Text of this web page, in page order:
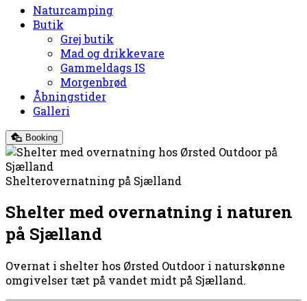
Naturcamping
Butik
Grej butik
Mad og drikkevare
Gammeldags IS
Morgenbrød
Åbningstider
Galleri
Booking
Shelterovernatning på Sjælland
Shelter med overnatning i naturen
på Sjælland
Overnat i shelter hos Ørsted Outdoor i naturskønne
omgivelser tæt på vandet midt på Sjælland.